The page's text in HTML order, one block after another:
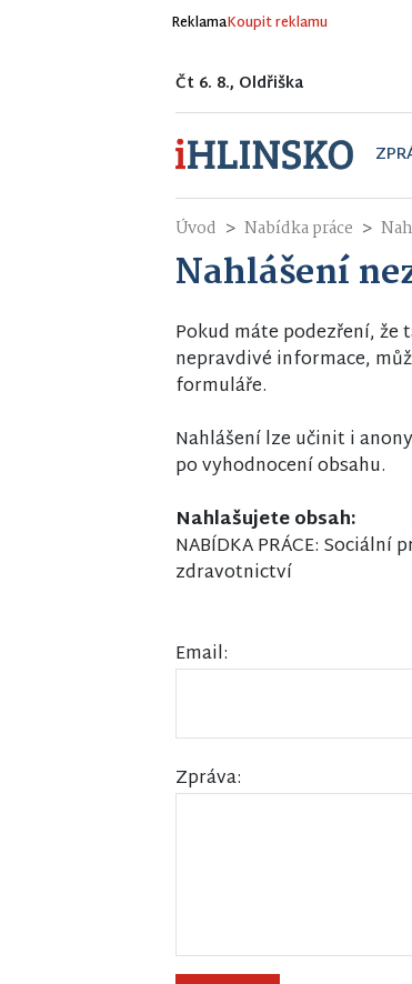
ReklamaKoupit reklamu
Čt 6. 8., Oldřiška
Úvod Nabídka práce
Nahlášení
Pokud máte podezření, že
nepravdivé informace,
formuláře.
Nahlášení lze učinit i
po vyhodnocení obsahu.
Nahlašujete obsah:
NABÍDKA PRÁCE:
zdravotnictví
Email:
Zpráva: